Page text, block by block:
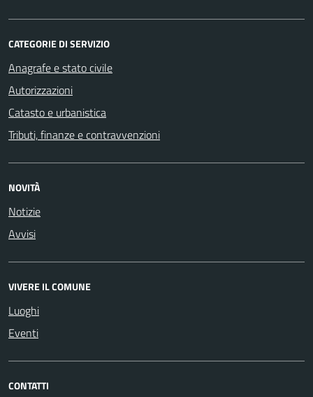
CATEGORIE DI SERVIZIO
Anagrafe e stato civile
Autorizzazioni
Catasto e urbanistica
Tributi, finanze e contravvenzioni
NOVITÀ
Notizie
Avvisi
VIVERE IL COMUNE
Luoghi
Eventi
CONTATTI